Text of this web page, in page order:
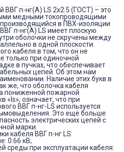
ВВГ п-нг(А) LS 2х2.5 (ГОСТ) – это
медными токопроводящими
в ПВХ-изоляции
п-нг(А) LS имеет плоскую
оболочки не скручены между
в одной плоскости.
кабеля в том, что он не
только при одиночной
в пучках, что обеспечивает
цепей. Об этом нам
Наличие этих букв в
же, что оболочка кабеля
пониженной пожарной
«ls», означает, что при
ВВГ п-нг-LS используется
Это ещё больше
электрических цепей с
марки.
кабеля ВВГ п-нг LS:
0.66 кВ;
среды при эксплуатации кабеля: